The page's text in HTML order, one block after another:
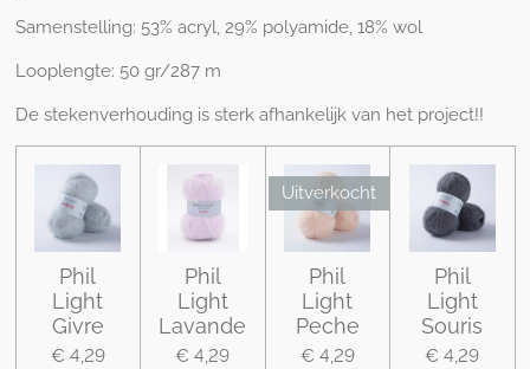
Samenstelling: 53% acryl, 29% polyamide, 18% wol
Looplengte: 50 gr/287 m
De stekenverhouding is sterk afhankelijk van het project!!
Phil
Light
Givre
€ 4,29
Phil
Light
Lavande
€ 4,29
Uitverkocht
Phil
Light
Peche
€ 4,29
Phil
Light
Souris
€ 4,29